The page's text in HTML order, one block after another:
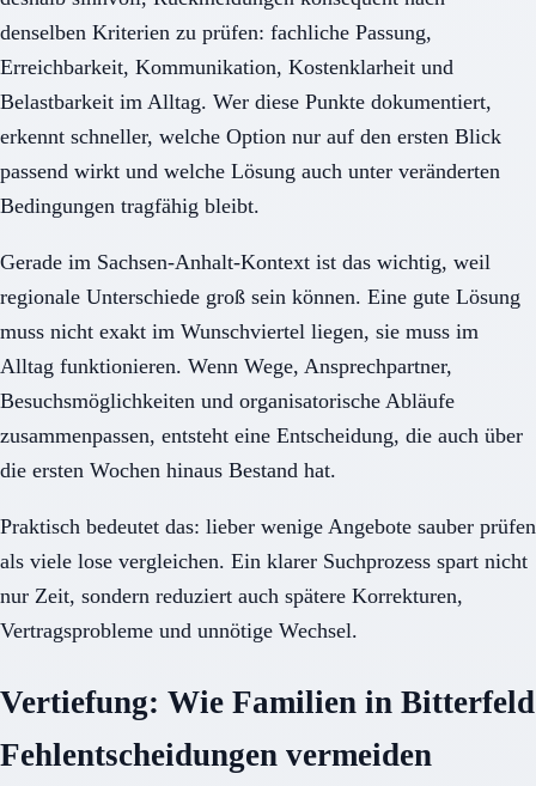
denselben Kriterien zu prüfen: fachliche Passung,
Erreichbarkeit, Kommunikation, Kostenklarheit und
Belastbarkeit im Alltag. Wer diese Punkte dokumentiert,
erkennt schneller, welche Option nur auf den ersten Blick
passend wirkt und welche Lösung auch unter veränderten
Bedingungen tragfähig bleibt.
Gerade im Sachsen-Anhalt-Kontext ist das wichtig, weil
regionale Unterschiede groß sein können. Eine gute Lösung
muss nicht exakt im Wunschviertel liegen, sie muss im
Alltag funktionieren. Wenn Wege, Ansprechpartner,
Besuchsmöglichkeiten und organisatorische Abläufe
zusammenpassen, entsteht eine Entscheidung, die auch über
die ersten Wochen hinaus Bestand hat.
Praktisch bedeutet das: lieber wenige Angebote sauber prüfen
als viele lose vergleichen. Ein klarer Suchprozess spart nicht
nur Zeit, sondern reduziert auch spätere Korrekturen,
Vertragsprobleme und unnötige Wechsel.
Vertiefung: Wie Familien in Bitterfeld
Fehlentscheidungen vermeiden